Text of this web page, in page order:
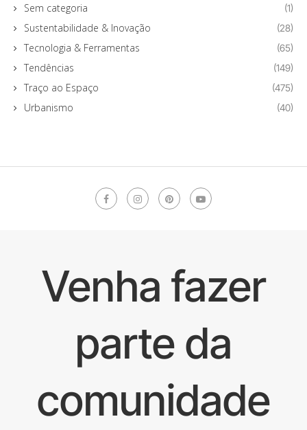
Sem categoria (1)
Sustentabilidade & Inovação (28)
Tecnologia & Ferramentas (65)
Tendências (149)
Traço ao Espaço (475)
Urbanismo (40)
Venha fazer
parte da
comunidade